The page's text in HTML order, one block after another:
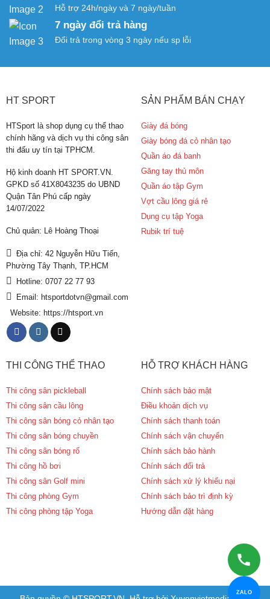
Hỗ trợ 24h/ngày và 7 ngày/tuần
7 ngày đổi trả hàng
Đổi trả trong vòng 3 ngày nếu sp lỗi
HT SPORT
HTSport là shop dụng cụ thể thao
chính hãng và dịch vụ thi công sân
thi đấu uy tín tại TPHCM.
Hộ kinh doanh HT SPORT.VN.
GPKD số 41X8043235 do UBND
Quận Tân Phú cấp ngày
14/07/2022
Chủ quản: Lê Hoàng Thoại
Địa chỉ: 42 Nguyễn Hữu Tiến,
Phường Tây Thạnh, TP.HCM
Hotline: 0707 22 77 93
Email: htsportdotvn@gmail.com
Website: https://htsport.vn
SẢN PHẨM BÁN CHẠY
Giày đá bóng
Giày bóng đá cỏ nhân tạo
Quần áo đá banh
Găng tay thủ môn
Quần áo tập Gym
Vợt cầu lông giá rẻ
Dụng cụ tập Yoga
Rubik trí tuệ
THI CÔNG THỂ THAO
Thi công sân pickleball
Thi công sân cầu lông
Thi công sân bóng cỏ nhân tạo
Thi công sân bóng chuyền
Thi công sân bóng rổ
Thi công hồ bơi
Thi công sân Golf mini
Thi công phòng Gym
Thi công phòng tập Yoga
HỖ TRỢ KHÁCH HÀNG
Chính sách bảo mật
Điều khoản dịch vụ
Chính sách thanh toán
Chính sách vận chuyển
Chính sách bảo hành
Chính sách đổi trả
Chính sách xử lý khiếu nại
Chính sách bảo trì định kỳ
Hướng dẫn đặt hàng
ZALO